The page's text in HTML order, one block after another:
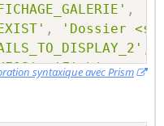
,
,
'Dossier
, 'Fichier
syntaxique avec Prism